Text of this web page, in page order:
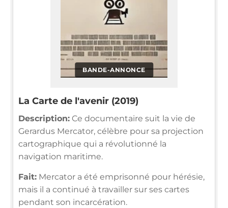
BANDE-ANNONCE
La Carte de l'avenir (2019)
Description: Ce documentaire suit la vie de
Gerardus Mercator, célèbre pour sa projection
cartographique qui a révolutionné la
navigation maritime.
Fait: Mercator a été emprisonné pour hérésie,
mais il a continué à travailler sur ses cartes
pendant son incarcération.